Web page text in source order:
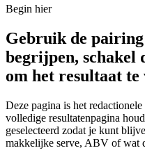
Begin hier
Gebruik de
begrijpen, schakel
om het resultaat
Deze pagina is het
volledige resultatenpagina
geselecteerd zodat je kunt
makkelijke serve, ABV of wat